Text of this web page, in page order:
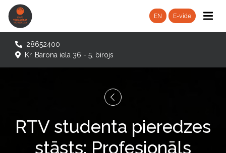
EN E-vide
28652400
Kr. Barona iela 36 - 5. birojs
RTV studenta pieredzes
stāsts: Profesionāls